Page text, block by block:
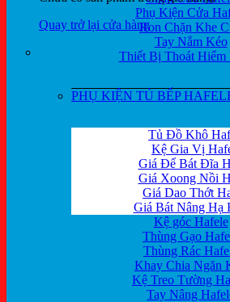
Quay trở lại cửa hàng
Phụ Kiện Cửa
Ron Chặn Khe
Tay Nắm Kéo
Thiết Bị Thoát Hiểm
PHỤ KIỆN TỦ BẾP
Tủ Đồ Khô
Kệ Gia Vị
Giá Để Bát Đĩa
Giá Xoong Nồi
Giá Dao Thớt
Giá Bát Nâng Hạ
Kệ góc Hafele
Thùng Gạo
Thùng Rác
Khay Chia Ngăn
Kệ Treo Tường
Tay Nâng